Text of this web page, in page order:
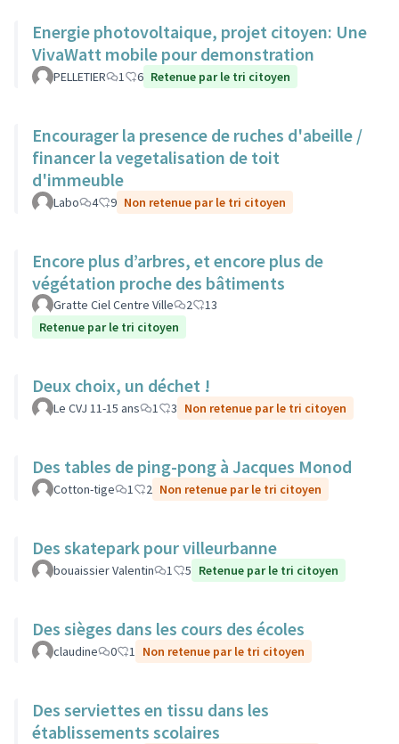
Energie photovoltaique, projet citoyen: Une
VivaWatt mobile pour demonstration
PELLETIER 1 6 Retenue par le tri citoyen
Encourager la presence de ruches d'abeille /
financer la vegetalisation de toit
d'immeuble
Labo 4 9 Non retenue par le tri citoyen
Encore plus d’arbres, et encore plus de
végétation proche des bâtiments
Gratte Ciel Centre Ville 2
13
Retenue par le tri citoyen
Deux choix, un déchet !
Le CVJ 11-15 ans 1 3 Non retenue par le tri citoyen
Des tables de ping-pong à Jacques Monod
Cotton-tige 1 2 Non retenue par le tri citoyen
Des skatepark pour villeurbanne
bouaissier Valentin 1 5 Retenue par le tri citoyen
Des sièges dans les cours des écoles
claudine 0 1 Non retenue par le tri citoyen
Des serviettes en tissu dans les
établissements scolaires